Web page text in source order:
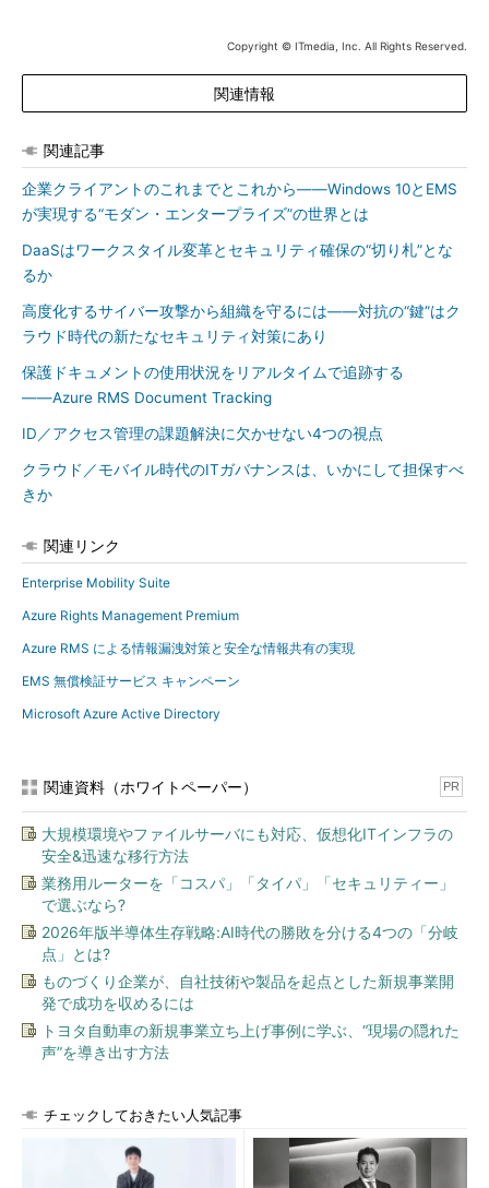
Copyright © ITmedia, Inc. All Rights Reserved.
関連情報
関連記事
企業クライアントのこれまでとこれから――Windows 10とEMS
が実現する“モダン・エンタープライズ”の世界とは
DaaSはワークスタイル変革とセキュリティ確保の“切り札”とな
るか
高度化するサイバー攻撃から組織を守るには――対抗の“鍵”はク
ラウド時代の新たなセキュリティ対策にあり
保護ドキュメントの使用状況をリアルタイムで追跡する
――Azure RMS Document Tracking
ID／アクセス管理の課題解決に欠かせない4つの視点
クラウド／モバイル時代のITガバナンスは、いかにして担保すべ
きか
関連リンク
Enterprise Mobility Suite
Azure Rights Management Premium
Azure RMS による情報漏洩対策と安全な情報共有の実現
EMS 無償検証サービス キャンペーン
Microsoft Azure Active Directory
関連資料（ホワイトペーパー） PR
大規模環境やファイルサーバにも対応、仮想化ITインフラの
安全&迅速な移行方法
業務用ルーターを「コスパ」「タイパ」「セキュリティー」
で選ぶなら?
2026年版半導体生存戦略:AI時代の勝敗を分ける4つの「分岐
点」とは?
ものづくり企業が、自社技術や製品を起点とした新規事業開
発で成功を収めるには
トヨタ自動車の新規事業立ち上げ事例に学ぶ、“現場の隠れた
声”を導き出す方法
チェックしておきたい人気記事